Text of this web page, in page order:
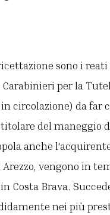
sono i
per la
circolazione) da far
del maneggio
anche
vengono in
Costa Brava.
nei più